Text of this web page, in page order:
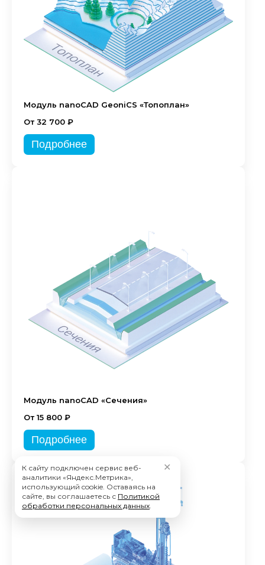
Модуль nanoCAD GeoniCS «Топоплан»
От 32 700 ₽
Подробнее
Модуль nanoCAD «Сечения»
От 15 800 ₽
Подробнее
К сайту подключен сервис веб-
аналитики «Яндекс.Метрика»,
использующий cookie. Оставаясь на
сайте, вы соглашаетесь с Политикой
обработки персональных данных.
✕